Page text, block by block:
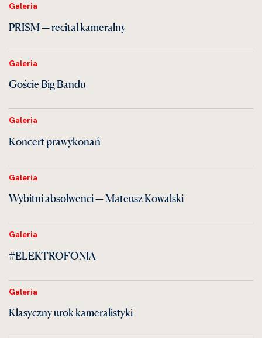
Galeria
PRISM — recital kameralny
Galeria
Goście Big Bandu
Galeria
Koncert prawykonań
Galeria
Wybitni absolwenci — Mateusz Kowalski
Galeria
#ELEKTROFONIA
Galeria
Klasyczny urok kameralistyki